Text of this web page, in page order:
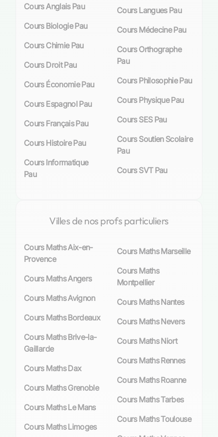
L’engouement pour les cours particuliers de
maths à Pau s’explique par plusieurs facteurs.
D’une part, l’exigence académique croissante
pousse les élèves à chercher un soutien
personnalisé pour exceller dans cette matière
fondamentale. D’autre part, les familles sont
ouvre des portes vers des filières prestigieuses
et offre des avantages compétitifs non
négligeables sur le marché du travail.
Loin d’être réservés aux élèves en difficulté, ces
cours attirent un large spectre d’étudiants : ceux
désireux d’améliorer leurs performances, ceux
l’année scolaire. L’approcheindividualisée
permet non seulement une meilleure
mais également une augmentation significative
de laconfiance en soi
académiques.
Chez Les Sherpas et sur des plateformes telles
que Les Sherpas, chaque enseignant est
sélectionné méticuleusement afin de
pédagogique requis par l’élève. Cela garantit
une expérience éducative enrichissante et
ciblée, contribuant ainsi à rendre l’apprentissage
accessibleet moins
intimidant.
Le paysage éducatif à Pau et l’importance
des maths
Cours Anglais Pau
Cours Biologie Pau
Cours Chimie Pau
Cours Droit Pau
Cours Économie Pau
Cours Espagnol Pau
Cours Français Pau
Cours Histoire Pau
Cours Informatique
Pau
Cours Langues Pau
Cours Médecine Pau
Cours Orthographe
Pau
Cours Philosophie Pau
Cours Physique Pau
Cours SES Pau
Cours Soutien Scolaire
Pau
Cours SVT Pau
Villes de nos profs particuliers
Cours Maths Aix-en-
Provence
Cours Maths Angers
Cours Maths Avignon
Cours Maths Bordeaux
Cours Maths Brive-la-
Gaillarde
Cours Maths Dax
Cours Maths Grenoble
Cours Maths Le Mans
Cours Maths Limoges
Cours Maths Marseille
Cours Maths
Montpellier
Cours Maths Nantes
Cours Maths Nevers
Cours Maths Niort
Cours Maths Rennes
Cours Maths Roanne
Cours Maths Tarbes
Cours Maths Toulouse